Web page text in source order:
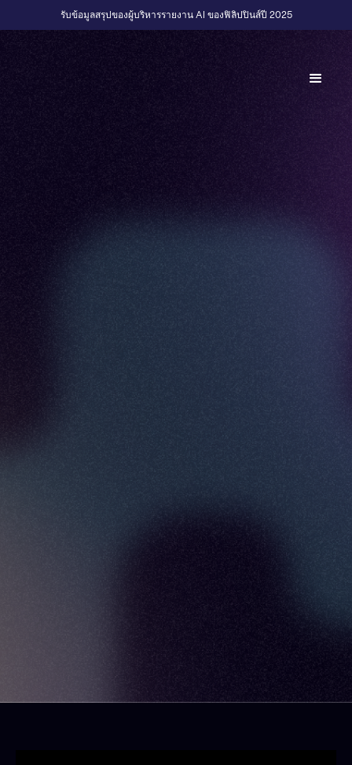
รับข้อมูลสรุปของผู้บริหารรายงาน AI ของฟิลิปปินส์ปี 2025
Back to Fractional Podcast